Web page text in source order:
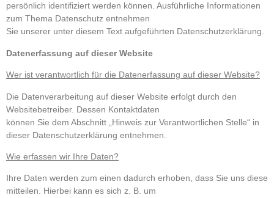
persönlich identifiziert werden können. Ausführliche Informationen
zum Thema Datenschutz entnehmen
Sie unserer unter diesem Text aufgeführten Datenschutzerklärung.
Datenerfassung auf dieser Website
Wer ist verantwortlich für die Datenerfassung auf dieser Website?
Die Datenverarbeitung auf dieser Website erfolgt durch den
Websitebetreiber. Dessen Kontaktdaten
können Sie dem Abschnitt „Hinweis zur Verantwortlichen Stelle“ in
dieser Datenschutzerklärung entnehmen.
Wie erfassen wir Ihre Daten?
Ihre Daten werden zum einen dadurch erhoben, dass Sie uns diese
mitteilen. Hierbei kann es sich z. B. um